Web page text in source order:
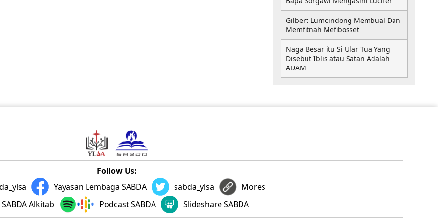
Gilbert Lumoindong Membual Dan
Memfitnah Mefibosset
Naga Besar itu Si Ular Tua Yang
Disebut Iblis atau Satan Adalah
ADAM
Follow Us:
Yayasan Lembaga SABDA sabda_ylsa
Mores
SABDA Alkitab
Podcast SABDA Slideshare SABDA